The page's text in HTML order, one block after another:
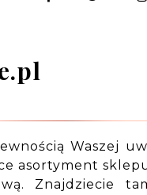
Waszej
asortyment
Znajdziecie